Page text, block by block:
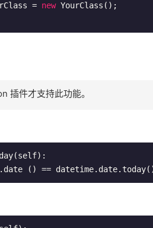
=
new YourClass();
插件才支持此功能。
() ==